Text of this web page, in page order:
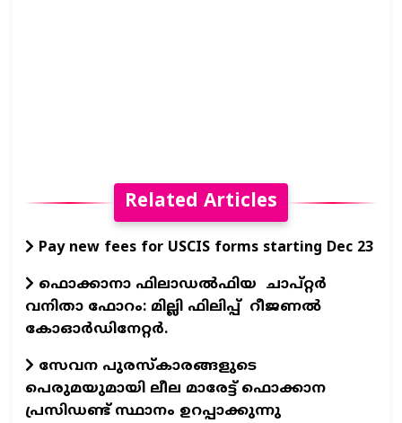
Related Articles
Pay new fees for USCIS forms starting Dec 23
ഫൊക്കാനാ ഫിലാഡല്‍ഫിയ ചാപ്റ്റര്‍
വനിതാ ഫോറം: മില്ലി ഫിലിപ്പ് റീജണല്‍
കോഓര്‍ഡിനേറ്റര്‍.
സേവന പുരസ്‌കാരങ്ങളുടെ
പെരുമയുമായി ലീല മാരേട്ട് ഫൊക്കാന
പ്രസിഡണ്ട് സ്ഥാനം ഉറപ്പാക്കുന്നു